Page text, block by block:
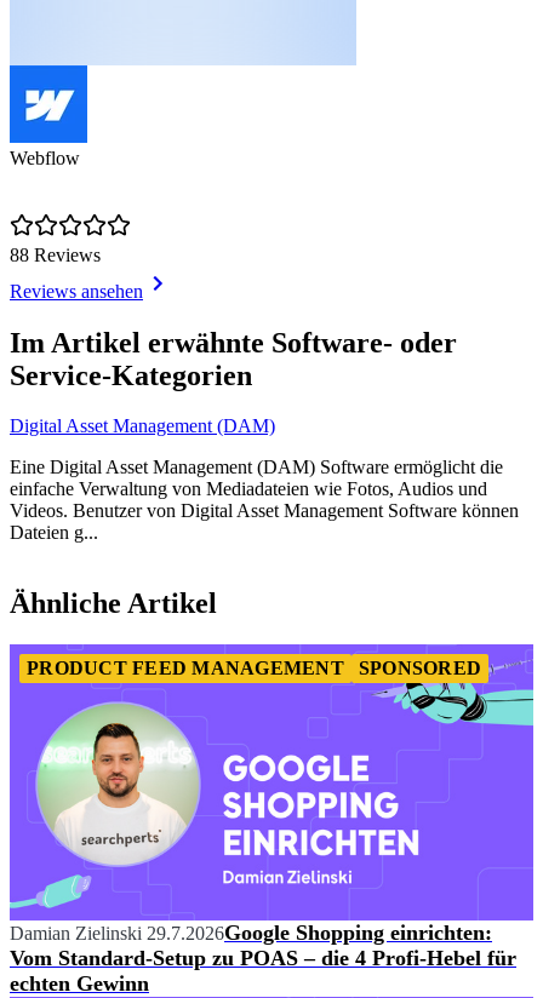
Webflow
88 Reviews
Reviews ansehen
1
of
1
Im Artikel erwähnte Software- oder
Service-Kategorien
Digital Asset Management (DAM)
Eine Digital Asset Management (DAM) Software ermöglicht die
einfache Verwaltung von Mediadateien wie Fotos, Audios und
Videos. Benutzer von Digital Asset Management Software können
Dateien g...
1
of
Ähnliche Artikel
PRODUCT FEED MANAGEMENT SPONSORED
Damian Zielinski 29.7.2026Google Shopping einrichten:
Vom Standard-Setup zu POAS – die 4 Profi-Hebel für
echten Gewinn